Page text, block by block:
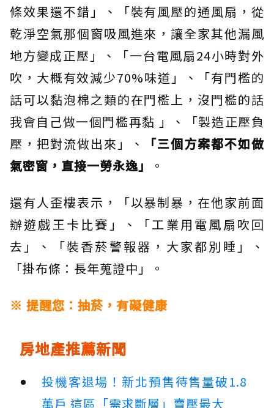
條效果還不錯」、「裝有風壓的通風扇，從
乾淨空氣那個窗吸風進來，讓全家其他漏風
地方變成正壓」、「一台電風扇24小時對外
吹，大概有效減少70%味道」、「有門檻的
話可以黏泡棉之類的在門檻上，沒門檻的話
我會自己做一個門檻再黏 」、「製造正壓負
壓，把對流做出來」、
「三個方案都不如做
氣密窗，直接一勞永逸」
。
還有人歪樓表示，「以暴制暴，在他家前面
辦遊戲王卡比賽」、「工業用電風扇吹回
去」、「裝香菸警報器，大家都別睡」、
「掛布條：長年蒐證中」。
※ 提醒您：抽菸，有礙健康
房地產推薦新聞
投機客退場！新北預售待售量破1.8
萬戶 這區「需求斷層」賣壓最大